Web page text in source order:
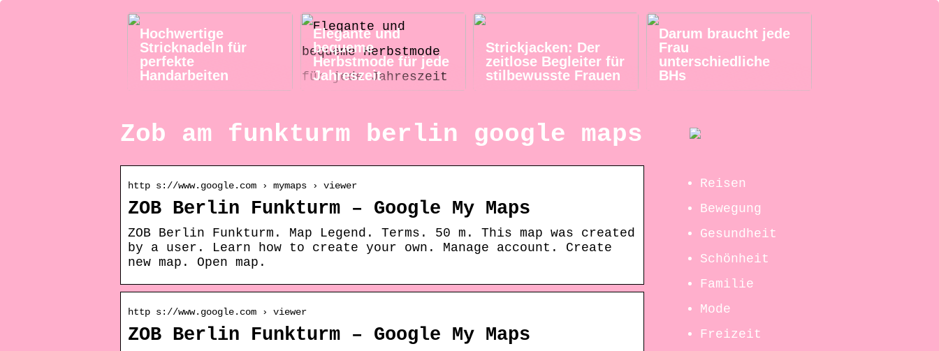
Hochwertige
Stricknadeln für
perfekte
Handarbeiten
Elegante und
bequeme
Herbstmode für jede
Jahreszeit
Strickjacken: Der
zeitlose Begleiter für
stilbewusste Frauen
Darum braucht jede
Frau
unterschiedliche
BHs
Zob am funkturm berlin google maps
http s://www.google.com › mymaps › viewer
ZOB Berlin Funkturm – Google My Maps
ZOB Berlin Funkturm. Map Legend. Terms. 50 m. This map was created
by a user. Learn how to create your own. Manage account. Create
new map. Open map.
http s://www.google.com › viewer
ZOB Berlin Funkturm – Google My Maps
Reisen
Bewegung
Gesundheit
Schönheit
Familie
Mode
Freizeit